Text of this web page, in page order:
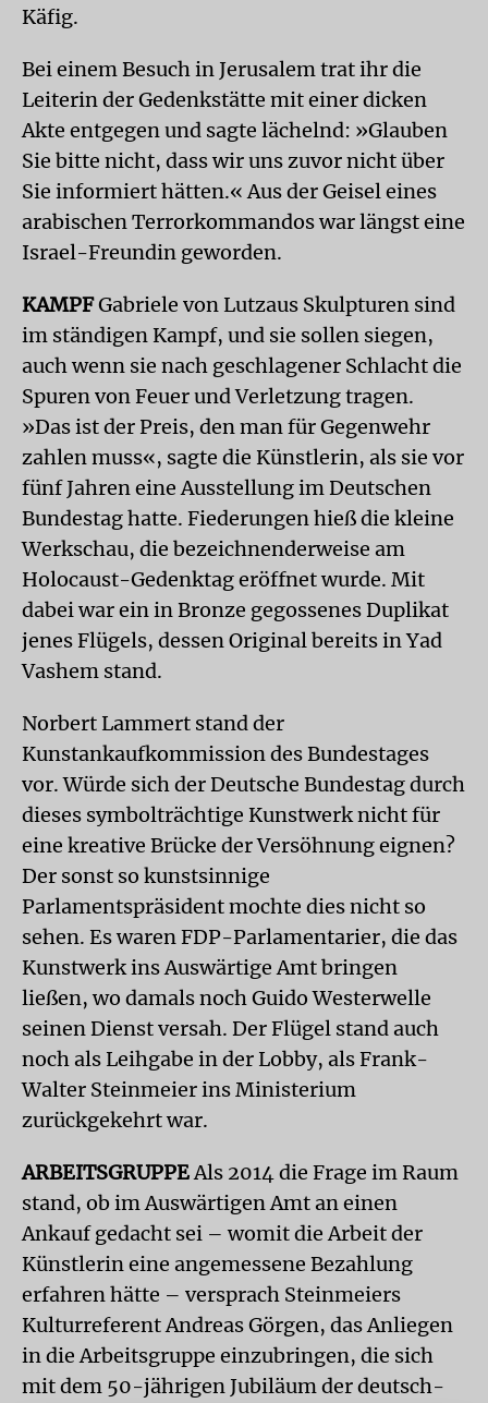
Käfig.
Bei einem Besuch in Jerusalem trat ihr die
Leiterin der Gedenkstätte mit einer dicken
Akte entgegen und sagte lächelnd: »Glauben
Sie bitte nicht, dass wir uns zuvor nicht über
Sie informiert hätten.« Aus der Geisel eines
arabischen Terrorkommandos war längst eine
Israel-Freundin geworden.
KAMPFGabriele von Lutzaus Skulpturen sind
im ständigen Kampf, und sie sollen siegen,
auch wenn sie nach geschlagener Schlacht die
Spuren von Feuer und Verletzung tragen.
»Das ist der Preis, den man für Gegenwehr
zahlen muss«, sagte die Künstlerin, als sie vor
fünf Jahren eine Ausstellung im Deutschen
Bundestag hatte. Fiederungen hieß die kleine
Werkschau, die bezeichnenderweise am
Holocaust-Gedenktag eröffnet wurde. Mit
dabei war ein in Bronze gegossenes Duplikat
jenes Flügels, dessen Original bereits in Yad
Vashem stand.
Norbert Lammert stand der
Kunstankaufkommission des Bundestages
vor. Würde sich der Deutsche Bundestag durch
dieses symbolträchtige Kunstwerk nicht für
eine kreative Brücke der Versöhnung eignen?
Der sonst so kunstsinnige
Parlamentspräsident mochte dies nicht so
sehen. Es waren FDP-Parlamentarier, die das
Kunstwerk ins Auswärtige Amt bringen
ließen, wo damals noch Guido Westerwelle
seinen Dienst versah. Der Flügel stand auch
noch als Leihgabe in der Lobby, als Frank-
Walter Steinmeier ins Ministerium
zurückgekehrt war.
ARBEITSGRUPPEAls 2014 die Frage im Raum
stand, ob im Auswärtigen Amt an einen
Ankauf gedacht sei – womit die Arbeit der
Künstlerin eine angemessene Bezahlung
erfahren hätte – versprach Steinmeiers
Kulturreferent Andreas Görgen, das Anliegen
in die Arbeitsgruppe einzubringen, die sich
mit dem 50-jährigen Jubiläum der deutsch-